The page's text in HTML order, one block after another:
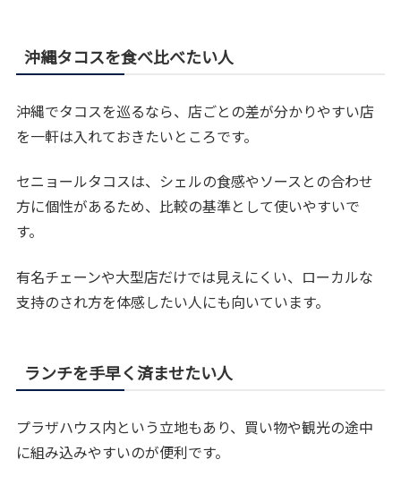
沖縄タコスを食べ比べたい人
沖縄でタコスを巡るなら、店ごとの差が分かりやすい店
を一軒は入れておきたいところです。
セニョールタコスは、シェルの食感やソースとの合わせ
方に個性があるため、比較の基準として使いやすいで
す。
有名チェーンや大型店だけでは見えにくい、ローカルな
支持のされ方を体感したい人にも向いています。
ランチを手早く済ませたい人
プラザハウス内という立地もあり、買い物や観光の途中
に組み込みやすいのが便利です。